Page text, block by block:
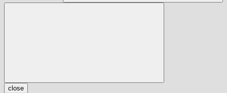
close